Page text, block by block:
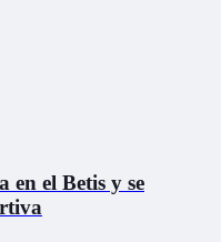
el Betis y se